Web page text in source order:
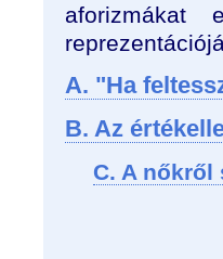
aforizmákat
A. "Ha
B. Az
C. A nőkről